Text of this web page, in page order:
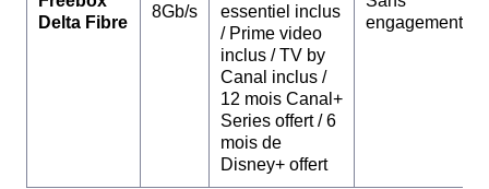
Delta Fibre
8Gb/s
essentiel inclus
/ Prime video
inclus / TV by
Canal inclus /
12 mois Canal+
Series offert / 6
mois de
Disney+ offert
engagement